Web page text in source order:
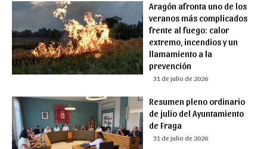
Aragón afronta uno de los
veranos más complicados
frente al fuego: calor
extremo, incendios y un
llamamiento a la
prevención
31 de julio de 2026
Resumen pleno ordinario
de julio del Ayuntamiento
de Fraga
31 de julio de 2026